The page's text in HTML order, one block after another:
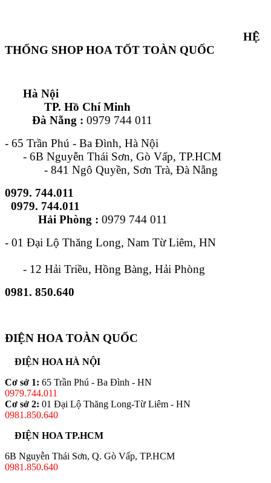
HỆ
THỐNG SHOP HOA TỐT TOÀN QUỐC
Hà Nội
TP. Hồ Chí Minh
Đà Nẵng : 0979 744 011
- 65 Trần Phú - Ba Đình, Hà Nội
- 6B Nguyễn Thái Sơn, Gò Vấp, TP.HCM
- 841 Ngô Quyền, Sơn Trà, Đà Nẵng
0979. 744.011
0979. 744.011
Hải Phòng : 0979 744 011
- 01 Đại Lộ Thăng Long, Nam Từ Liêm, HN
- 12 Hải Triều, Hồng Bàng, Hải Phòng
0981. 850.640
ĐIỆN HOA TOÀN QUỐC
ĐIỆN HOA HÀ NỘI
Cơ sở 1: 65 Trần Phú - Ba Đình - HN
0979.744.011
Cơ sở 2: 01 Đại Lộ Thăng Long-Từ Liêm - HN
0981.850.640
ĐIỆN HOA TP.HCM
6B Nguyễn Thái Sơn, Q. Gò Vấp, TP.HCM
0981.850.640